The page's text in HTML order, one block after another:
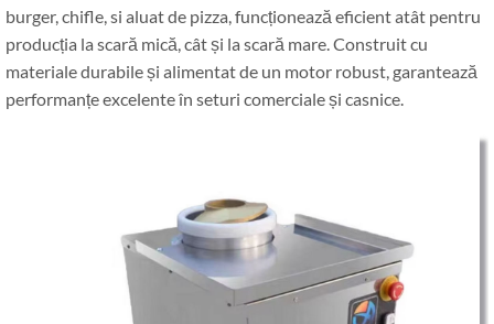
burger, chifle, si aluat de pizza, funcționează eficient atât pentru
producția la scară mică, cât și la scară mare. Construit cu
materiale durabile și alimentat de un motor robust, garantează
performanțe excelente în seturi comerciale și casnice.